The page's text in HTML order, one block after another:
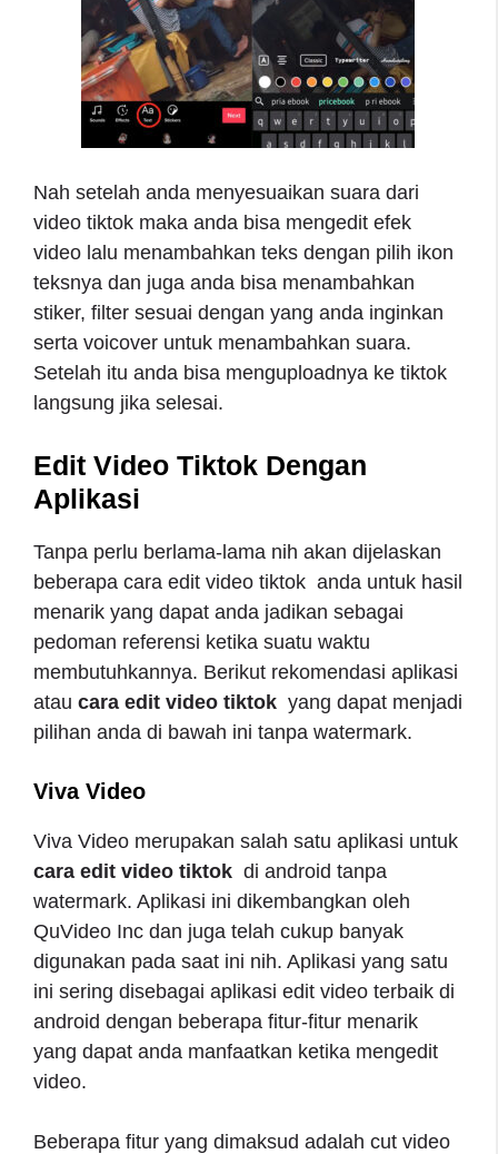
Nah setelah anda menyesuaikan suara dari
video tiktok maka anda bisa mengedit efek
video lalu menambahkan teks dengan pilih ikon
teksnya dan juga anda bisa menambahkan
stiker, filter sesuai dengan yang anda inginkan
serta voicover untuk menambahkan suara.
Setelah itu anda bisa menguploadnya ke tiktok
langsung jika selesai.
Edit Video Tiktok Dengan
Aplikasi
Tanpa perlu berlama-lama nih akan dijelaskan
beberapa cara edit video tiktok anda untuk hasil
menarik yang dapat anda jadikan sebagai
pedoman referensi ketika suatu waktu
membutuhkannya. Berikut rekomendasi aplikasi
atau cara edit video tiktok yang dapat menjadi
pilihan anda di bawah ini tanpa watermark.
Viva Video
Viva Video merupakan salah satu aplikasi untuk
cara edit video tiktok di android tanpa
watermark. Aplikasi ini dikembangkan oleh
QuVideo Inc dan juga telah cukup banyak
digunakan pada saat ini nih. Aplikasi yang satu
ini sering disebagai aplikasi edit video terbaik di
android dengan beberapa fitur-fitur menarik
yang dapat anda manfaatkan ketika mengedit
video.
Beberapa fitur yang dimaksud adalah cut video